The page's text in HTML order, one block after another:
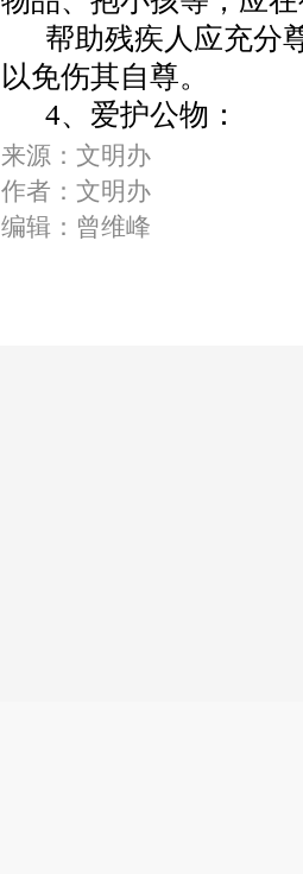
帮助残疾人应充分
以免伤其自尊。
4、爱护公物：
来源：文明办
作者：文明办
编辑：曾维峰